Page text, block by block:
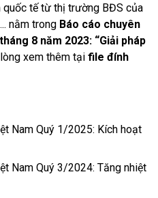
quốc tế từ thị trường BĐS của
nằm trong Báo cáo chuyên
8 năm 2023: “Giải pháp
xem thêm tại file đính
Nam Quý 1/2025: Kích hoạt
Nam Quý 3/2024: Tăng nhiệt